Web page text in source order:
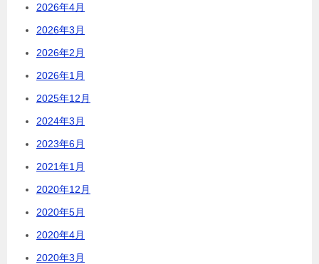
2026年4月
2026年3月
2026年2月
2026年1月
2025年12月
2024年3月
2023年6月
2021年1月
2020年12月
2020年5月
2020年4月
2020年3月